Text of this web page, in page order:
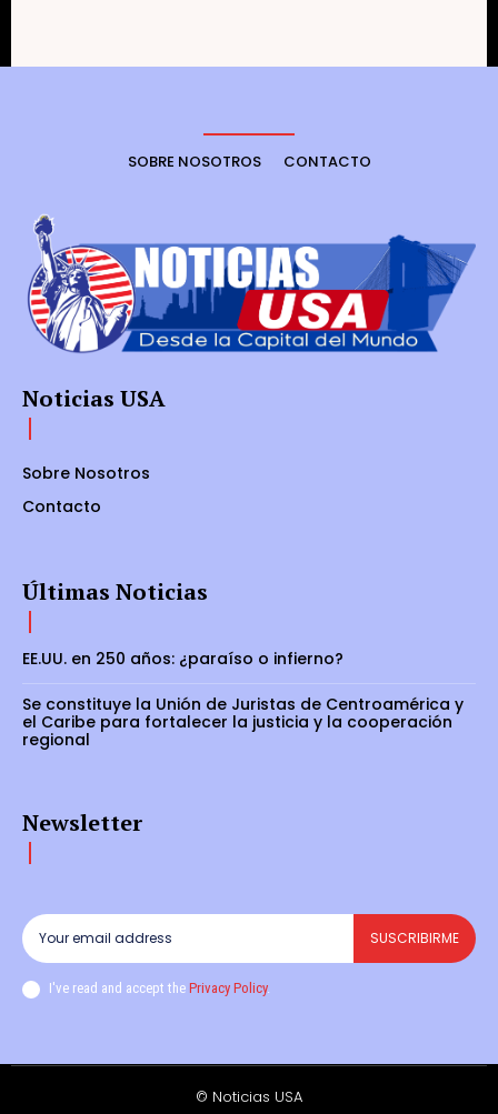
SOBRE NOSOTROS CONTACTO
Noticias USA
Sobre Nosotros
Contacto
Últimas Noticias
EE.UU. en 250 años: ¿paraíso o infierno?
Se constituye la Unión de Juristas de Centroamérica y
el Caribe para fortalecer la justicia y la cooperación
regional
Newsletter
SUSCRIBIRME
I've read and accept the Privacy Policy.
© Noticias USA